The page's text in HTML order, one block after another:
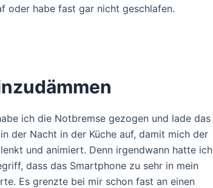
oder habe fast gar nicht geschlafen.
ich die Notbremse gezogen und lade das
der Nacht in der Küche auf, damit mich der
und animiert. Denn irgendwann hatte ich
dass das Smartphone zu sehr in mein
Es grenzte bei mir schon fast an einen